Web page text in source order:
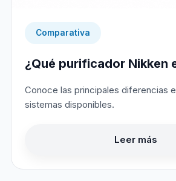
Comparativa
¿Qué purificador Nikken
Conoce las principales diferencias
sistemas disponibles.
Leer más